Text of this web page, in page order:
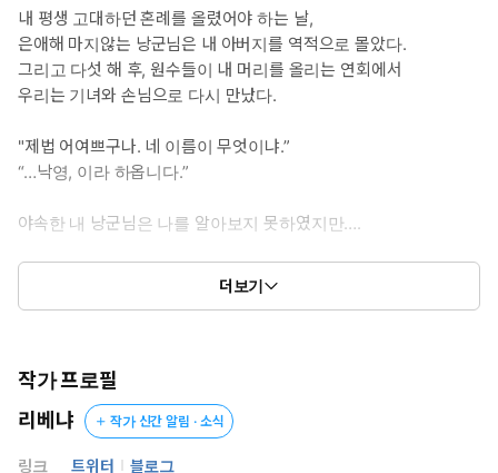
*공감 글귀:
“독 안 탔사옵니다. 나리의 동정을 갖지 못했는데 어찌 죽이겠습
니까?”
내 평생 고대하던 혼례를 올렸어야 하는 날,
은애해 마지않는 낭군님은 내 아버지를 역적으로 몰았다.
그리고 다섯 해 후, 원수들이 내 머리를 올리는 연회에서
우리는 기녀와 손님으로 다시 만났다.
"제법 어여쁘구나. 네 이름이 무엇이냐.”
“…낙영, 이라 하옵니다.”
야속한 내 낭군님은 나를 알아보지 못하였지만….
“누가 묻거든 나와 밤을 보냈다고 해.”
“네가 무서워서 여길 못 떠난다. 내가 없으면 넌 다른 사내를 유혹
해서 독살할 게 아니냐.”
더보기
작가 프로필
리베냐
작가 신간 알림 · 소식
링크 트위터 블로그